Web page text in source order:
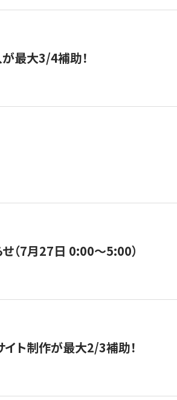
最大3/4補助！
（7月27日 0:00〜5:00）
ト制作が最大2/3補助！